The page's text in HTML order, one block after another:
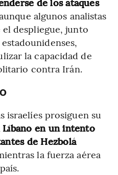
algunos analistas
despliegue, junto
la capacidad de
contra Irán.
israelíes prosiguen su
en un intento
de Hezbolá
la fuerza aérea